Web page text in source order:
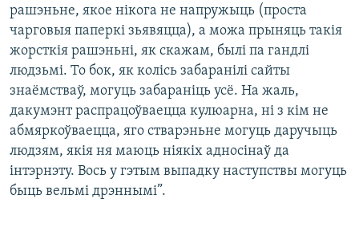
рашэньне, якое нікога не напружыць (проста
чарговыя паперкі зьявяцца), а можа прыняць такія
жорсткія рашэньні, як скажам, былі па гандлі
людзьмі. То бок, як колісь забаранілі сайты
знаёмстваў, могуць забараніць усё. На жаль,
дакумэнт распрацоўваецца кулюарна, ні з кім не
абмяркоўваецца, яго стварэньне могуць даручыць
людзям, якія ня маюць ніякіх адносінаў да
інтэрнэту. Вось у гэтым выпадку наступствы могуць
быць вельмі дрэннымі”.